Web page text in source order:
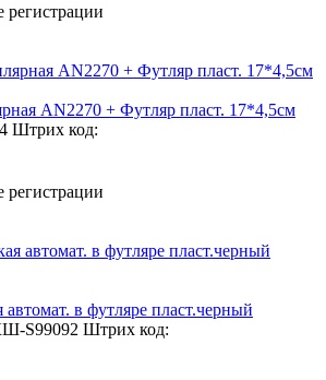
регистрации
AN2270 + Футляр пласт. 17*4,5см
Штрих код:
регистрации
автомат. в футляре пласт.черный
S99092 Штрих код: